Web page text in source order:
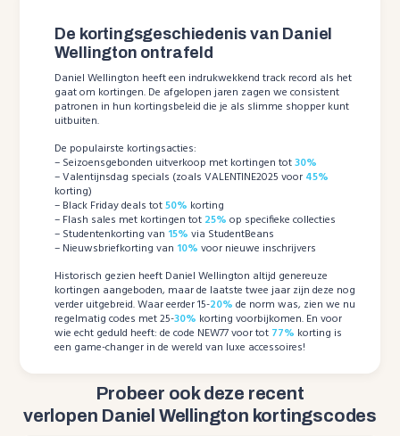
De kortingsgeschiedenis van Daniel
Wellington ontrafeld
Daniel Wellington heeft een indrukwekkend track record als het
gaat om kortingen. De afgelopen jaren zagen we consistent
patronen in hun kortingsbeleid die je als slimme shopper kunt
uitbuiten.
De populairste kortingsacties:
– Seizoensgebonden uitverkoop met kortingen tot30%
– Valentijnsdag specials (zoals VALENTINE2025 voor 45%
korting)
– Black Friday deals tot50% korting
– Flash sales met kortingen tot 25% op specifieke collecties
– Studentenkorting van 15% via StudentBeans
– Nieuwsbriefkorting van 10% voor nieuwe inschrijvers
Historisch gezien heeft Daniel Wellington altijd genereuze
kortingen aangeboden, maar de laatste twee jaar zijn deze nog
verder uitgebreid. Waar eerder 15-20% de norm was, zien we nu
regelmatig codes met 25-30% korting voorbijkomen. En voor
wie echt geduld heeft: de code NEW77 voor tot 77% korting is
een game-changer in de wereld van luxe accessoires!
Probeer ook deze recent
verlopen Daniel Wellington kortingscodes